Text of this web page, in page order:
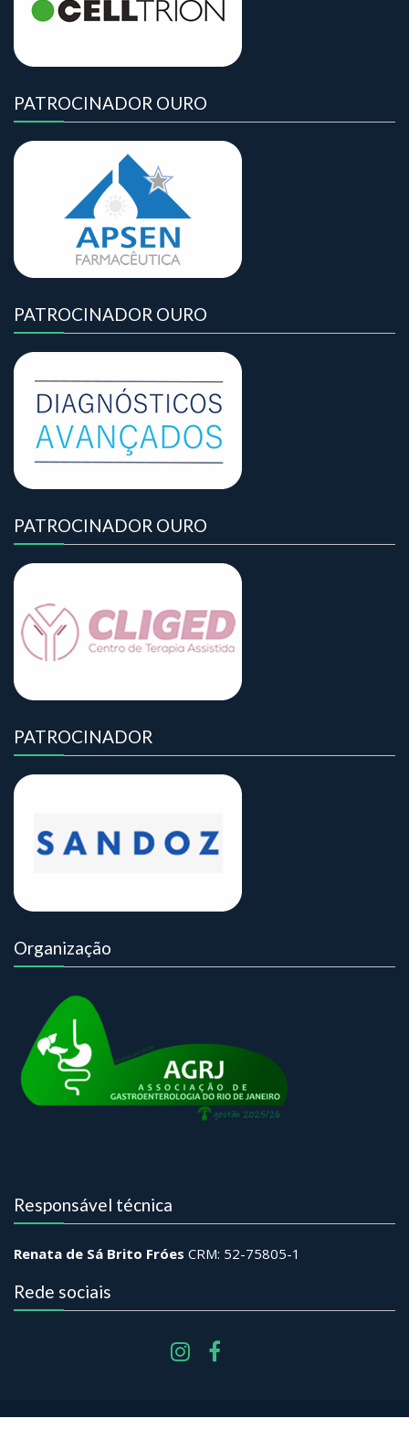
PATROCINADOR OURO
PATROCINADOR OURO
PATROCINADOR OURO
PATROCINADOR
Organização
Responsável técnica
Renata de Sá Brito Fróes CRM: 52-75805-1
Rede sociais